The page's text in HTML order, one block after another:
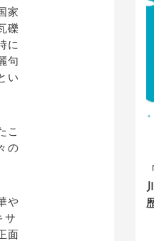
家
礫
に
句
い
こ
の
や
サ
面